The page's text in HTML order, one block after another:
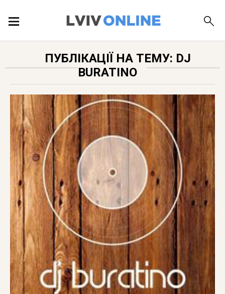
ПУБЛІКАЦІЇ
ДОВІДКА
ПУБЛІКАЦІЇ НА ТЕМУ: DJ
BURATINO